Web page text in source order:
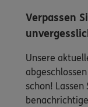
Verpassen
Unsere
schon!